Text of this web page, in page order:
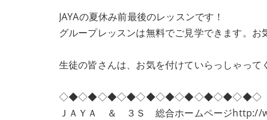
JAYAの夏休み前最後のレッスンです！
グループレッスンは無料でご見学できます。
生徒の皆さんは、お気を付けていらっしゃって
◇◆◇◆◇◆◇◆◇◆◇◆◇◆◇◆◇◆◇◆◇
ＪＡＹＡ ＆ ３Ｓ 総合ホームページhttp://